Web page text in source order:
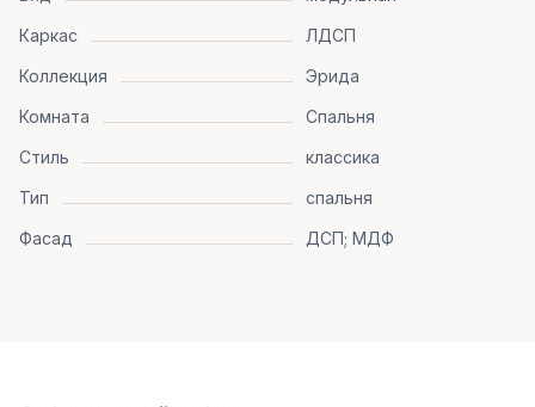
Каркас
ЛДСП
Коллекция
Эрида
Комната
Спальня
Стиль
классика
Тип
спальня
Фасад
ДСП; МДФ